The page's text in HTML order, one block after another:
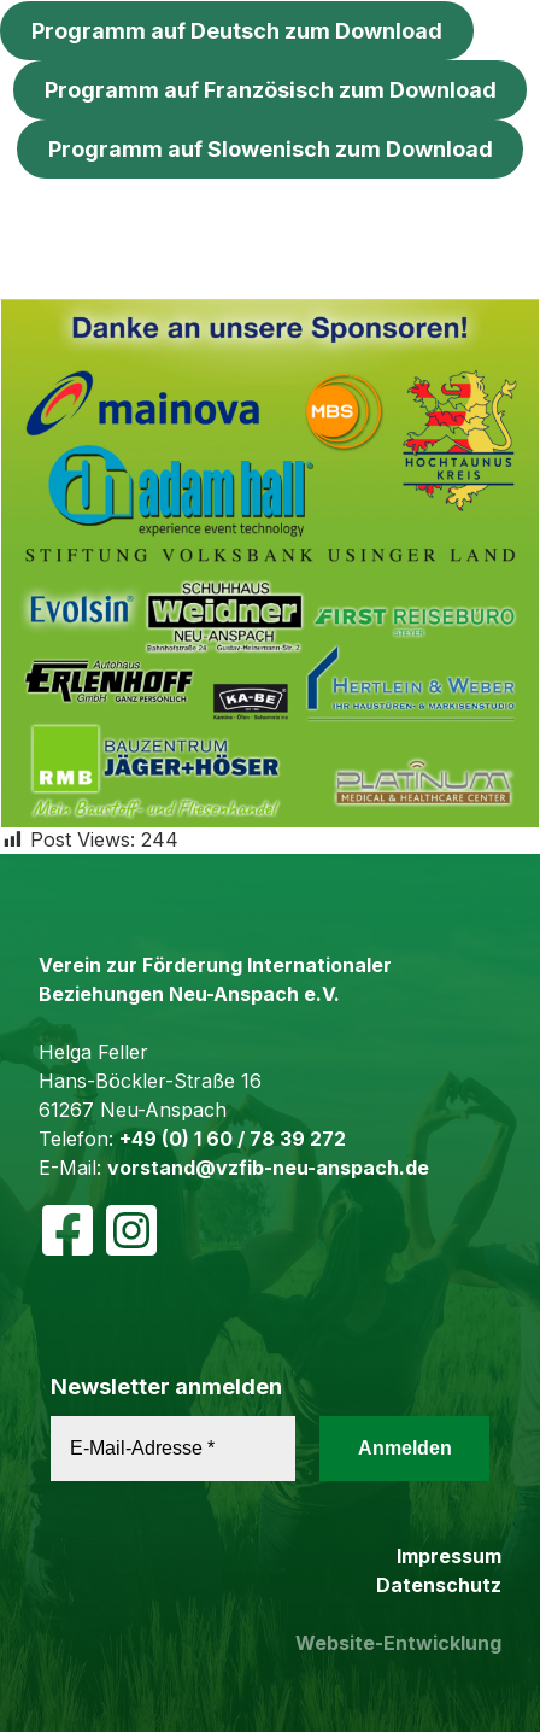
Programm auf Deutsch zum Download
Programm auf Französisch zum Download
Programm auf Slowenisch zum Download
Post Views: 244
Verein zur Förderung Internationaler
Beziehungen Neu-Anspach e.V.
Helga Feller
Hans-Böckler-Straße 16
61267 Neu-Anspach
Telefon: +49 (0) 1 60 / 78 39 272
E-Mail: vorstand@vzfib-neu-anspach.de
Newsletter anmelden
Impressum
Datenschutz
Website-Entwicklung